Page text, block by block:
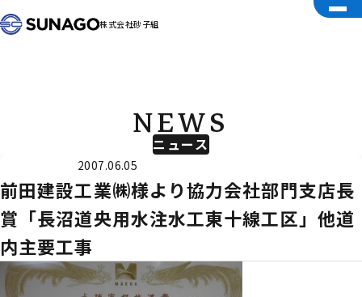
株式会社砂子組
ニュース
NEWS
2007.06.05
前田建設工業㈱様より協力会社部門支店長
賞「長沼道央用水注水工東十線工区」他道
内主要工事